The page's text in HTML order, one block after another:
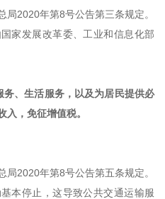
局2020年第8号公告第三条规定。
家发展改革委、工业和信息化部
、生活服务，以及为居民提供必
入，免征增值税。
局2020年第8号公告第五条规定。
本停止，这导致公共交通运输服